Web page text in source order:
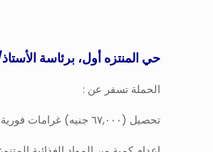
حي المنتزه أول، برئاسة
الحملة تسفر عن :
تحصيل (٦٧,٠٠٠ جنيه) غرامات فورية